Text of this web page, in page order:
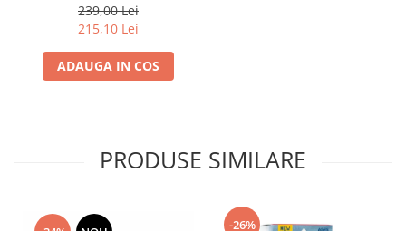
239,00 Lei
215,10 Lei
ADAUGA IN COS
PRODUSE SIMILARE
-26%